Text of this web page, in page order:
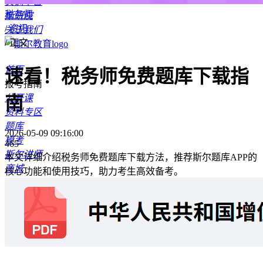
斯研院
关于我们
首页
报考指南
公开课
资料专区
题库
模考
斯尔讲师
商城
税务师
/ 资讯
/ 正文
速看！税务师免费题库下载指
南
2026-05-09 09:16:00
465
本文详细介绍税务师免费题库下载方法，推荐斯尔题库APP的
核心功能和使用技巧，助力考生高效备考。